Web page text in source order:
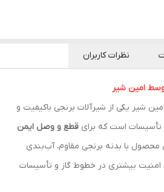
نظرات کاربران
امین شیر
شیر یکی از شیرآلات برنجی باکیفیت و
تأسیسات است که برای قطع و وصل ایمن
با بدنه برنجی مقاوم، آب‌بندی
بیشتری در خطوط گاز و تأسیسات